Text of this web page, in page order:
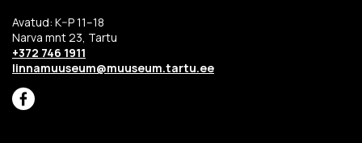
Avatud: K–P 11–18
Narva mnt 23, Tartu
+372 746 1911
linnamuuseum@muuseum.tartu.ee